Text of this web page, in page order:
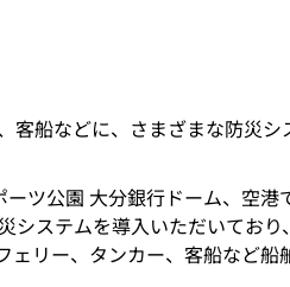
客船などに、さまざまな防災シ
ツ公園 大分銀行ドーム、空港
システムを導入いただいており
ェリー、タンカー、客船など船